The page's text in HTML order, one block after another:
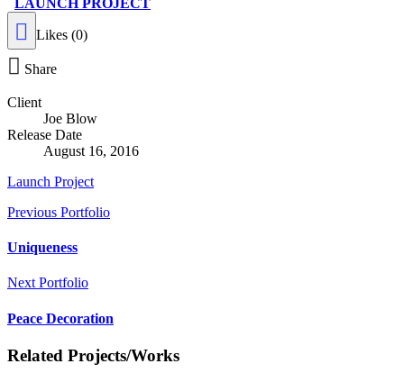
Likes (0)
Share
Client
Joe Blow
Release Date
August 16, 2016
Launch Project
Previous Portfolio
Uniqueness
Next Portfolio
Peace Decoration
Related Projects/Works